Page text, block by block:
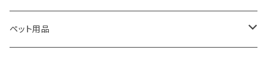
TG
ショルダーバッグ
収納用品
バス用品
ウェットティッシュケース
ノート
卓球用品
ペット用品